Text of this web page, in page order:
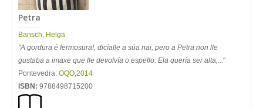
Petra
Bansch, Helga
"A gordura é fermosura!, dicíalle a súa nai, pero a Petra non lle
gustaba a imaxe que lle devolvía o espello. Ela quería ser alta,..."
Pontevedra: OQO,2014
ISBN: 9788498715200